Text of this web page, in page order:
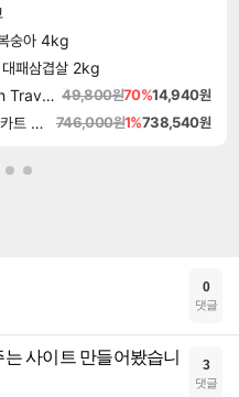
숭아 4kg
패삼겹살 2kg
옥토패스 트래블러 II Octopath Traveler II 49,800원70%14,940원
닌텐도 스위치 2 본체 + 마리오 카트 월드 746,000원1%738,540원
0
댓글
사이트 만들어봤습니
3
댓글